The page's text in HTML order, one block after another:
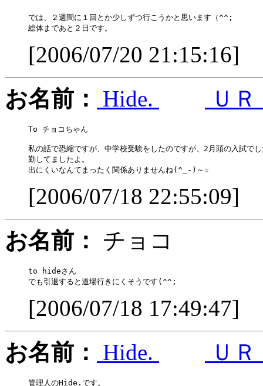
では、２週間に１回とか少しずつ行こうかと思います（^^;
[2006/07/20 21:15:16]
お名前：
Hide. Ｕ
To チョコちゃん
私の話で恐縮ですが、中学校受験をしたのですが、2月頭の入試で
勤してましたよ。
[2006/07/18 22:55:09]
お名前：
チョコ
to hideさん
[2006/07/18 17:49:47]
お名前：
Hide. Ｕ
管理人のHide.です。